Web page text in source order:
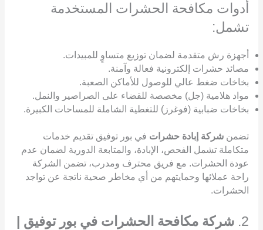
أدوات مكافحة الحشرات المستخدمة
تشمل:
أجهزة رش متقدمة لضمان توزيع متساوٍ للمبيدات.
مصائد حشرات إلكترونية فعالة وآمنة.
بخاخات ضغط عالي للوصول للأماكن الصعبة.
مواد هلامية (جل) مخصصة للقضاء على الصراصير والنمل.
بخاخات ضبابية (فوغرز) للتغطية الشاملة للمساحات الكبيرة.
تضمن شركة إبادة حشرات في بور توفيق تقديم خدمات
متكاملة تشمل الفحص، الإبادة، والمتابعة الدورية لضمان عدم
عودة الحشرات. مع فريق محترف ومدرب، تضمن الشركة
راحة عملائها وحمايتهم من أي مخاطر صحية ناتجة عن تواجد
الحشرات.
2. شركة مكافحة الحشرات في بور توفيق |